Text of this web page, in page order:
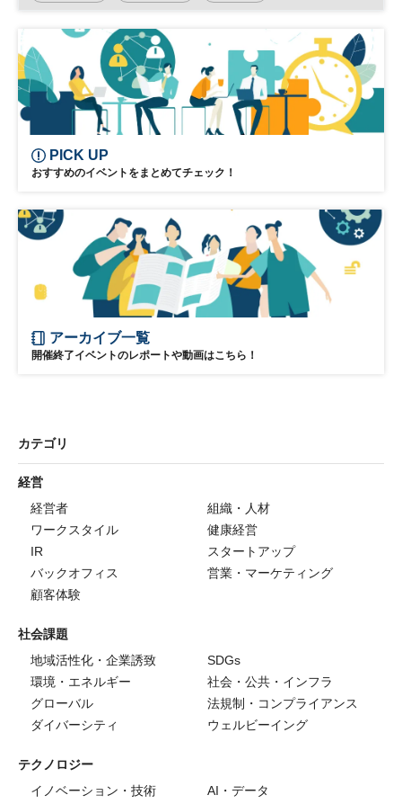
PICK UP
おすすめのイベントをまとめてチェック！
アーカイブ一覧
開催終了イベントのレポートや動画はこちら！
カテゴリ
経営
経営者
組織・人材
ワークスタイル
健康経営
IR
スタートアップ
バックオフィス
営業・マーケティング
顧客体験
社会課題
地域活性化・企業誘致
SDGs
環境・エネルギー
社会・公共・インフラ
グローバル
法規制・コンプライアンス
ダイバーシティ
ウェルビーイング
テクノロジー
イノベーション・技術
AI・データ